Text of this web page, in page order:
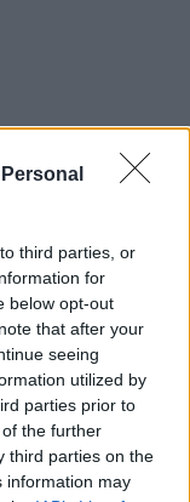
third parties, or
for
below opt-out
that after your
seeing
utilized by
parties prior to
the further
third parties on the
information may
in
Kft
és